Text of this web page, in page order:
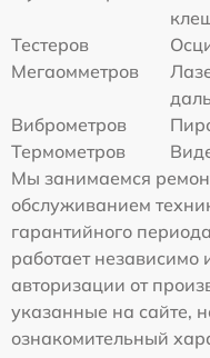
Тестеров
Мегаомметров
Виброметров
Термометров
Мы занимаемся
обслуживанием
гарантийного
работает
авторизации от
указанные на сайте,
ознакомительный